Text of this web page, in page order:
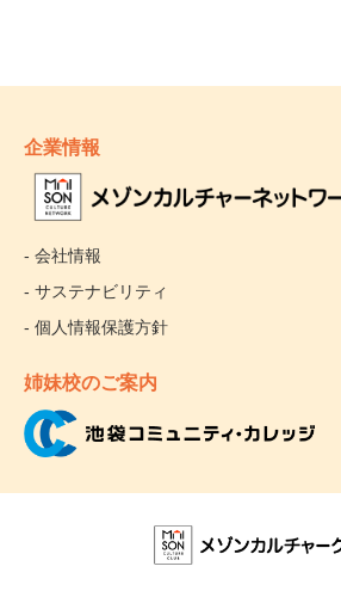
企業情報
- 会社情報
- サステナビリティ
- 個人情報保護方針
姉妹校のご案内